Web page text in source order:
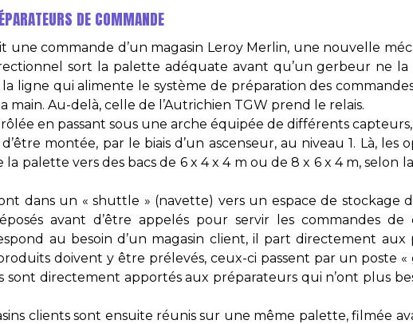
DE COMMANDE
une commande d’un magasin Leroy Merlin, une nouvelle
sort la palette adéquate avant qu’un gerbeur ne la
ligne qui alimente le système de préparation des
main. Au-delà, celle de l’Autrichien TGW prend le relais.
en passant sous une arche équipée de différents
montée, par le biais d’un ascenseur, au niveau 1. Là, les
palette vers des bacs de 6 x 4 x 4 m ou de 8 x 6 x 4 m, selon
dans un « shuttle » (navette) vers un espace de stockage
avant d’être appelés pour servir les commandes de
au besoin d’un magasin client, il part directement aux
doivent y être prélevés, ceux-ci passent par un poste «
sont directement apportés aux préparateurs qui n’ont plus
clients sont ensuite réunis sur une même palette, filmée